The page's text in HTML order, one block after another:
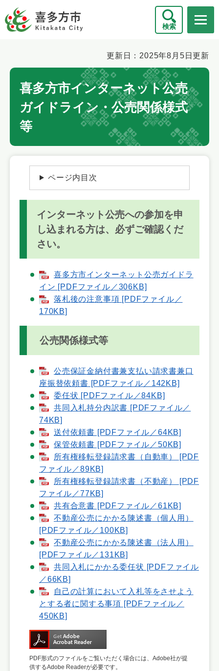
ー
ジ
検索
文
更新日：2025年8月5日更新
喜多方市インターネット公売
ガイドライン・公売関係様式
等
ページ内目次
インターネット公売への参加を申
し込まれる方は、必ずご確認くだ
さい。
喜多方市インターネット公売ガイドラ
イン [PDFファイル／306KB]
落札後の注意事項 [PDFファイル／
170KB]
公売関係様式等
公売保証金納付書兼支払い請求書兼口
座振替依頼書 [PDFファイル／142KB]
委任状 [PDFファイル／84KB]
共同入札持分内訳書 [PDFファイル／
74KB]
送付依頼書 [PDFファイル／64KB]
保管依頼書 [PDFファイル／50KB]
所有権移転登録請求書（自動車） [PDF
ファイル／89KB]
所有権移転登録請求書（不動産） [PDF
ファイル／77KB]
共有合意書 [PDFファイル／61KB]
不動産公売にかかる陳述書（個人用）
[PDFファイル／100KB]
不動産公売にかかる陳述書（法人用）
[PDFファイル／131KB]
共同入札にかかる委任状 [PDFファイル
／66KB]
自己の計算において入札等をさせよう
とする者に関する事項 [PDFファイル／
450KB]
PDF形式のファイルをご覧いただく場合には、Adobe社が提
供するAdobe Readerが必要です。